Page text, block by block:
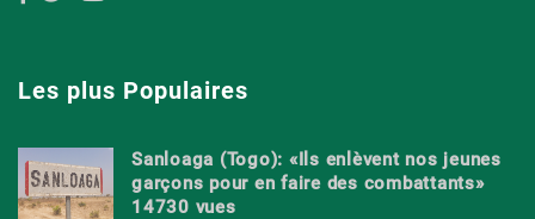
Les plus Populaires
Sanloaga (Togo): «Ils enlèvent nos jeunes
garçons pour en faire des combattants»
14730 vues